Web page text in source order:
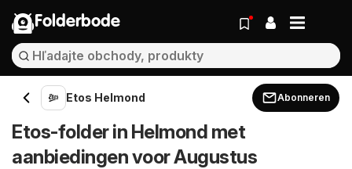
Folderbode
Etos Helmond Abonneren
Etos-folder in Helmond met
aanbiedingen voor Augustus